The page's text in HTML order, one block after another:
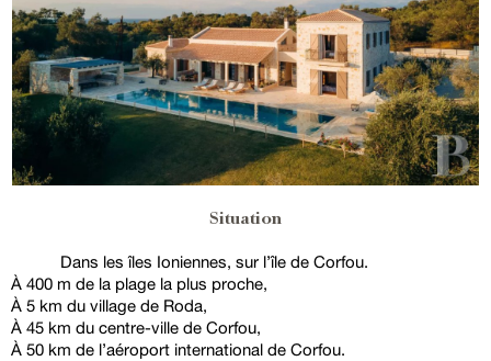
Situation
Dans les îles Ioniennes, sur l’île de Corfou.
À 400 m de la plage la plus proche,
À 5 km du village de Roda,
À 45 km du centre-ville de Corfou,
À 50 km de l’aéroport international de Corfou.